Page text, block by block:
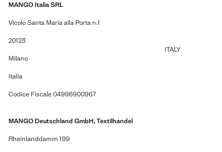
MANGO Italia SRL
Vicolo Santa Maria alla Porta n.1
20123
Milano
Italia
Codice Fiscale 04996900967
ITALY
MANGO Deutschland GmbH, Textilhandel
Rheinlanddamm 199